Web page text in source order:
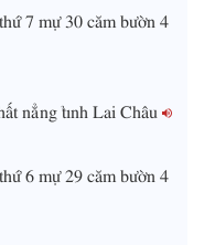
7 mự 30 căm bườn 4
nẳng tỉnh Lai Châu
6 mự 29 căm bườn 4